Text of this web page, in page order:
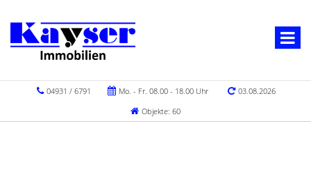
04931 / 6791 Mo. - Fr. 08.00 - 18.00 Uhr
03.08.2026
Objekte: 60